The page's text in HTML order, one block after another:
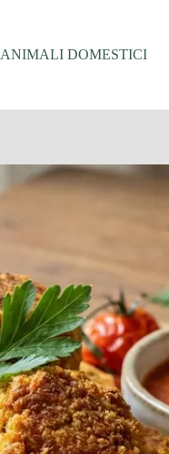
ANIMALI DOMESTICI